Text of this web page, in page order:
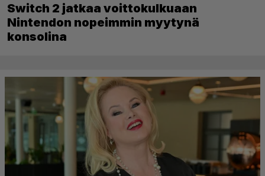
Switch 2 jatkaa voittokulkuaan
Nintendon nopeimmin myytynä
konsolina